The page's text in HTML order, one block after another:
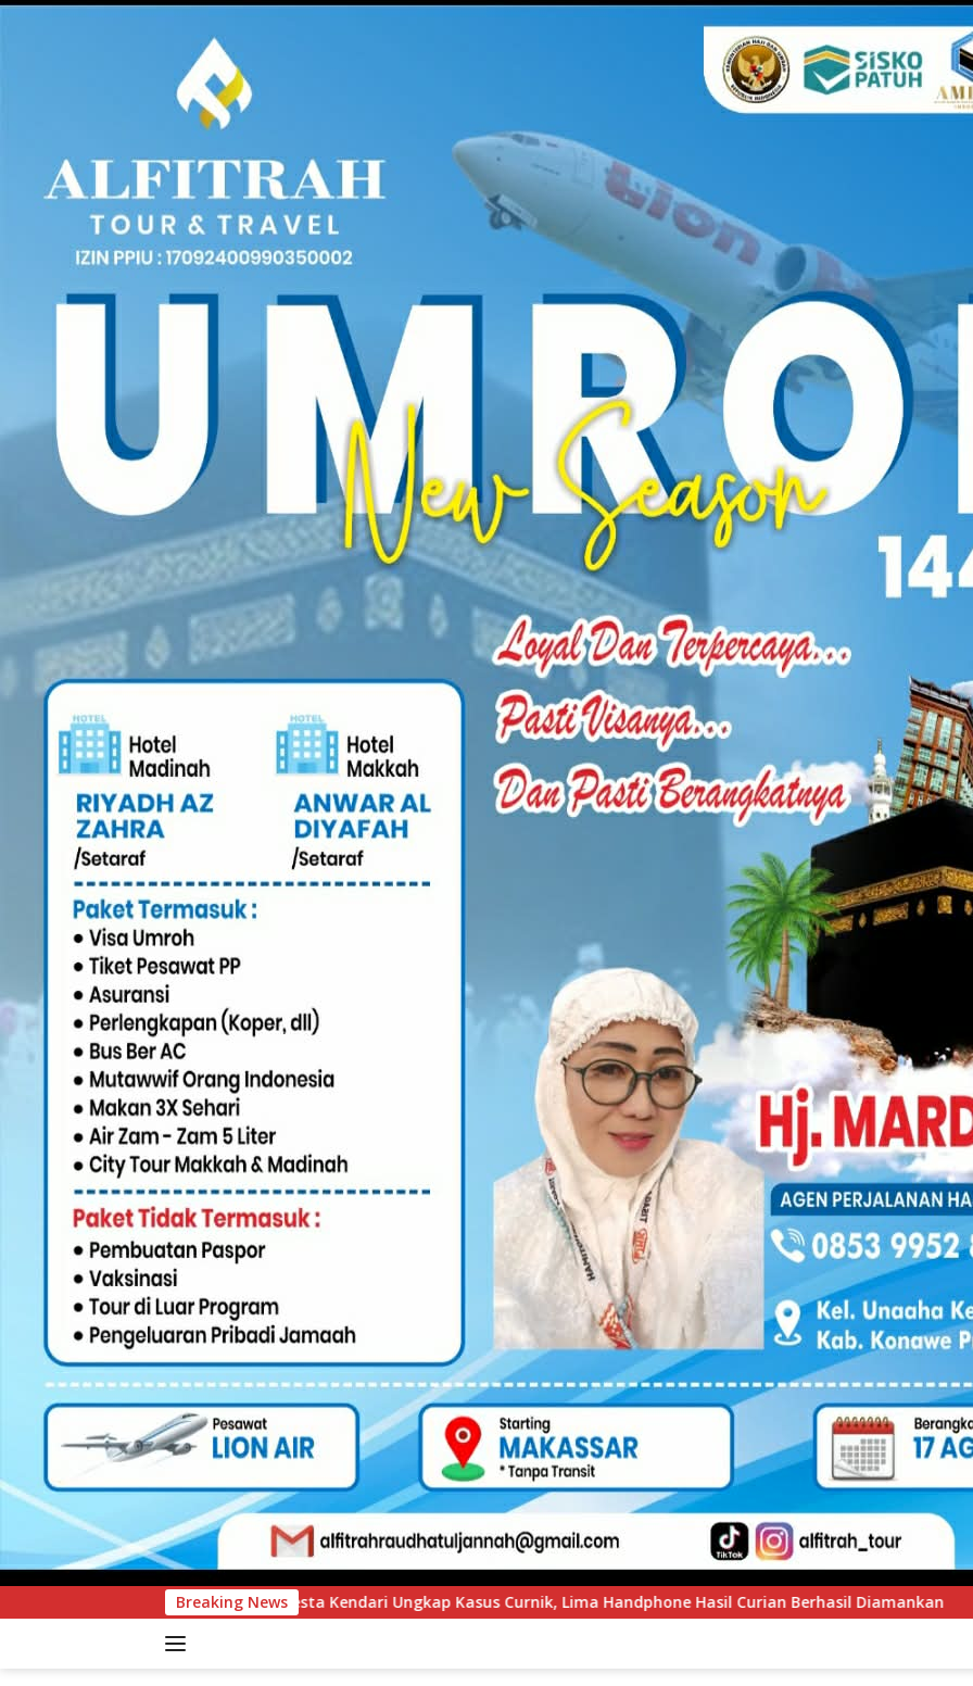
Breaking News
Polresta Kendari Ungkap Kasus Curnik, Lima Handphone Hasil Curian Berhasil Diamankan Polres Enrekang Sambut